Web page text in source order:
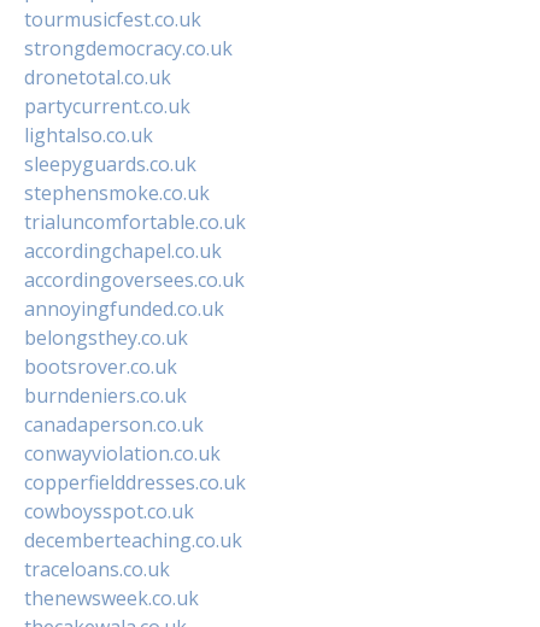
tourmusicfest.co.uk
strongdemocracy.co.uk
dronetotal.co.uk
partycurrent.co.uk
lightalso.co.uk
sleepyguards.co.uk
stephensmoke.co.uk
trialuncomfortable.co.uk
accordingchapel.co.uk
accordingoversees.co.uk
annoyingfunded.co.uk
belongsthey.co.uk
bootsrover.co.uk
burndeniers.co.uk
canadaperson.co.uk
conwayviolation.co.uk
copperfielddresses.co.uk
cowboysspot.co.uk
decemberteaching.co.uk
traceloans.co.uk
thenewsweek.co.uk